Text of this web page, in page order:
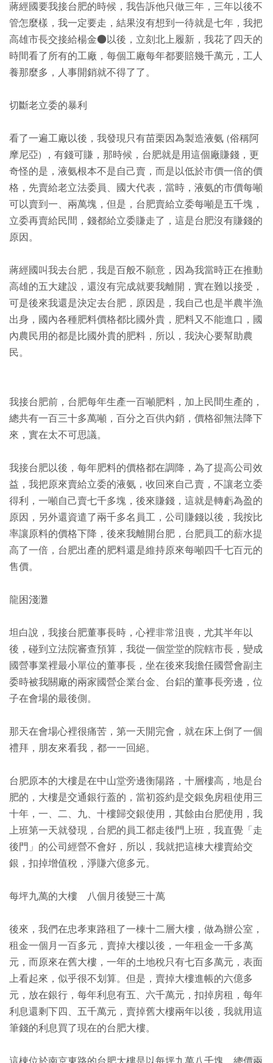
蔣經國要我接台肥的時候，我告訴他只做三年，三年以後不
管怎麼樣，我一定要走，結果沒有想到一待就是七年，我把
高雄市長交接給楊金●以後，立刻北上履新，我花了四天的
時間看了所有的工廠，每個工廠每年都要賠幾千萬元，工人
養那麼多，人事開銷就不得了了。
切斷老立委的暴利
看了一遍工廠以後，我發現只有苗栗因為製造液氨 (俗稱阿
摩尼亞) ，有錢可賺，那時候，台肥就是用這個廠賺錢，更
奇怪的是，液氨根本不是自己賣，而是以低於市價一倍的價
格，先賣給老立法委員、國大代表，當時，液氨的市價每噸
可以賣到一、兩萬塊，但是，台肥賣給立委每噸是五千塊，
立委再賣給民間，錢都給立委賺走了，這是台肥沒有賺錢的
原因。
蔣經國叫我去台肥，我是百般不願意，因為我當時正在推動
高雄的五大建設，還沒有完成就要我離開，實在難以接受，
可是後來我還是決定去台肥，原因是，我自己也是半農半漁
出身，國內各種肥料價格都比國外貴，肥料又不能進口，國
內農民用的都是比國外貴的肥料，所以，我決心要幫助農
民。
我接台肥前，台肥每年生產一百噸肥料，加上民間生產的，
總共有一百三十多萬噸，百分之百供內銷，價格卻無法降下
來，實在太不可思議。
我接台肥以後，每年肥料的價格都在調降，為了提高公司效
益，我把原來賣給立委的液氨，收回來自己賣，不讓老立委
得利，一噸自己賣七千多塊，後來賺錢，這就是轉虧為盈的
原因，另外還資遣了兩千多名員工，公司賺錢以後，我按比
率讓原料的價格下降，後來我離開台肥，台肥員工的薪水提
高了一倍，台肥出產的肥料還是維持原來每噸四千七百元的
售價。
龍困淺灘
坦白說，我接台肥董事長時，心裡非常沮喪，尤其半年以
後，碰到立法院審查預算，我從一個堂堂的院轄市長，變成
國營事業裡最小單位的董事長，坐在後來我擔任國營會副主
委時被我關廠的兩家國營企業台金、台鋁的董事長旁邊，位
子在會場的最後側。
那天在會場心裡很痛苦，第一天開完會，就在床上倒了一個
禮拜，朋友來看我，都一一回絕。
台肥原本的大樓是在中山堂旁邊衡陽路，十層樓高，地是台
肥的，大樓是交通銀行蓋的，當初簽約是交銀免房租使用三
十年，一、二、九、十樓歸交銀使用，其餘由台肥使用，我
上班第一天就發現，台肥的員工都走後門上班，我直覺「走
後門」的公司經營不會好，所以，我就把這棟大樓賣給交
銀，扣掉增值稅，淨賺六億多元。
每坪九萬的大樓 八個月後變三十萬
後來，我們在忠孝東路租了一棟十二層大樓，做為辦公室，
租金一個月一百多元，賣掉大樓以後，一年租金一千多萬
元，而原來在舊大樓，一年的土地稅只有七百多萬元，表面
上看起來，似乎很不划算。但是，賣掉大樓進帳的六億多
元，放在銀行，每年利息有五、六千萬元，扣掉房租，每年
利息還剩下四、五千萬元，賣掉舊大樓兩年以後，我就用這
筆錢的利息買了現在的台肥大樓。